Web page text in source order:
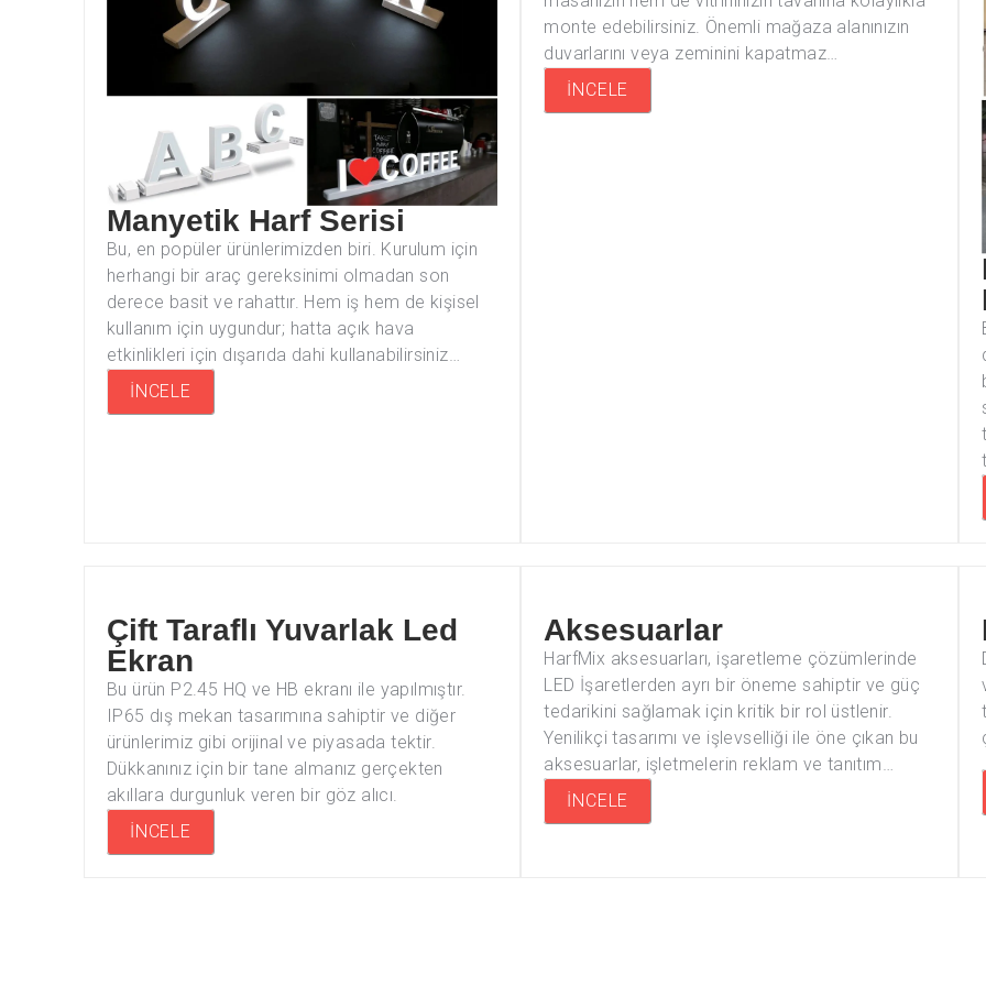
Manyetik Harf Serisi
Bu, en popüler ürünlerimizden biri. Kurulum için
herhangi bir araç gereksinimi olmadan son
derece basit ve rahattır. Hem iş hem de kişisel
kullanım için uygundur; hatta açık hava
etkinlikleri için dışarıda dahi kullanabilirsiniz…
İNCELE
monte edebilirsiniz. Önemli mağaza alanınızın
duvarlarını veya zeminini kapatmaz…
İNCELE
Çift Taraflı Yuvarlak Led
Ekran
Bu ürün P2.45 HQ ve HB ekranı ile yapılmıştır.
IP65 dış mekan tasarımına sahiptir ve diğer
ürünlerimiz gibi orijinal ve piyasada tektir.
Dükkanınız için bir tane almanız gerçekten
akıllara durgunluk veren bir göz alıcı.
İNCELE
Aksesuarlar
HarfMix aksesuarları, işaretleme çözümlerinde
LED İşaretlerden ayrı bir öneme sahiptir ve güç
tedarikini sağlamak için kritik bir rol üstlenir.
Yenilikçi tasarımı ve işlevselliği ile öne çıkan bu
aksesuarlar, işletmelerin reklam ve tanıtım…
İNCELE